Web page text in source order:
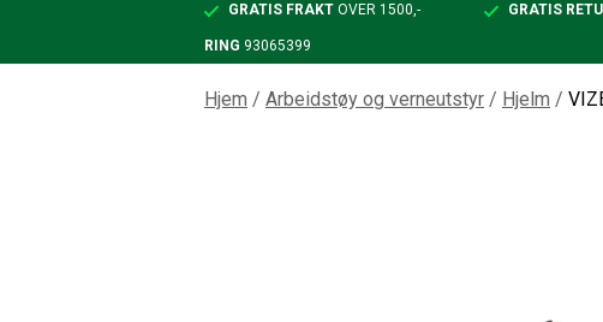
GRATIS FRAKT OVER 1500,- GRATIS
RING 93065399
Hjem / Arbeidstøy og verneutstyr / Hjelm /